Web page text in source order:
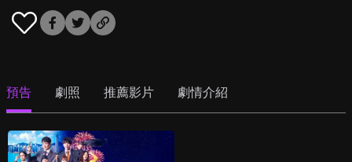
預告 劇照 推薦影片 劇情介紹